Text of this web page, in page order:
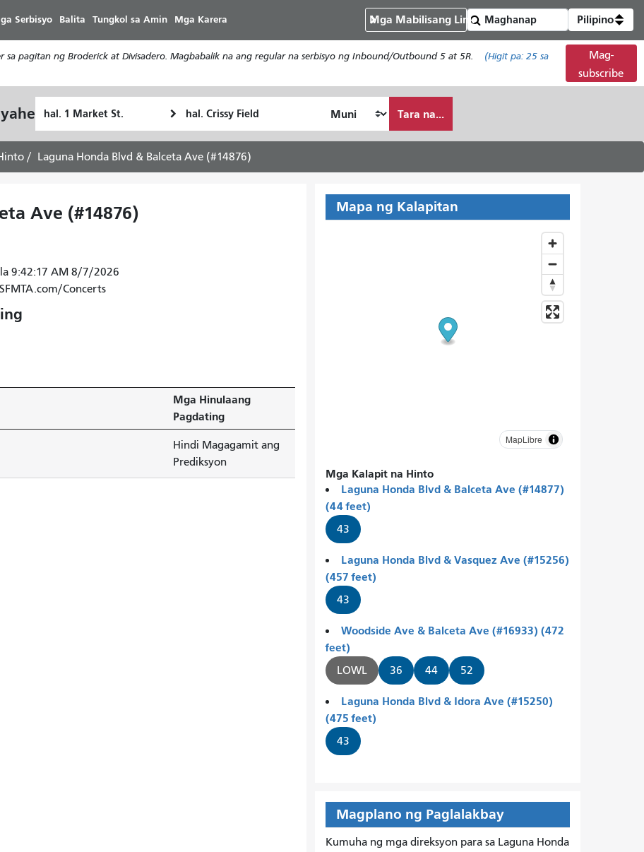
ang
pangunahing
nilalaman
Serbisyo Balita Tungkol sa Amin Mga Karera Mga Mabilisang Link Pilipino
sa pagitan ng Broderick at Divisadero. Magbabalik na ang regular na serbisyo ng Inbound/Outbound 5 at 5R. (Higit pa: 25 sa
Mag-
subscribe
Pagtatapos
ko
gustong
maglakbay
Tara na...
Laguna Honda Blvd & Balceta Ave (#14876)
Ave (#14876)
9:42:17 AM 8/7/2026
Concerts
Mga Hinulaang
Pagdating
Hindi Magagamit ang
Prediksyon
Mapa ng Kalapitan
MapLibre
Mga Kalapit na Hinto
Laguna Honda Blvd & Balceta Ave (#14877)
(44 feet)
43
Laguna Honda Blvd & Vasquez Ave (#15256)
(457 feet)
43
Woodside Ave & Balceta Ave (#16933) (472
feet)
LOWL 36 44 52
Laguna Honda Blvd & Idora Ave (#15250)
(475 feet)
43
Magplano ng Paglalakbay
Kumuha ng mga direksyon para sa Laguna Honda